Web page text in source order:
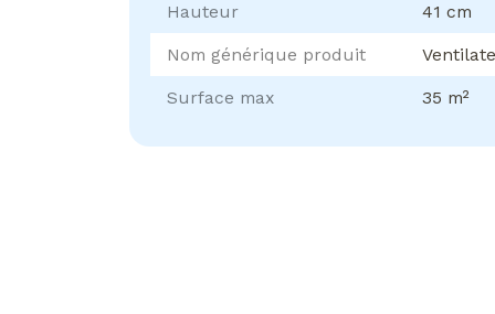
Hauteur 41 cm
Nom générique produit
Surface max 35 m²